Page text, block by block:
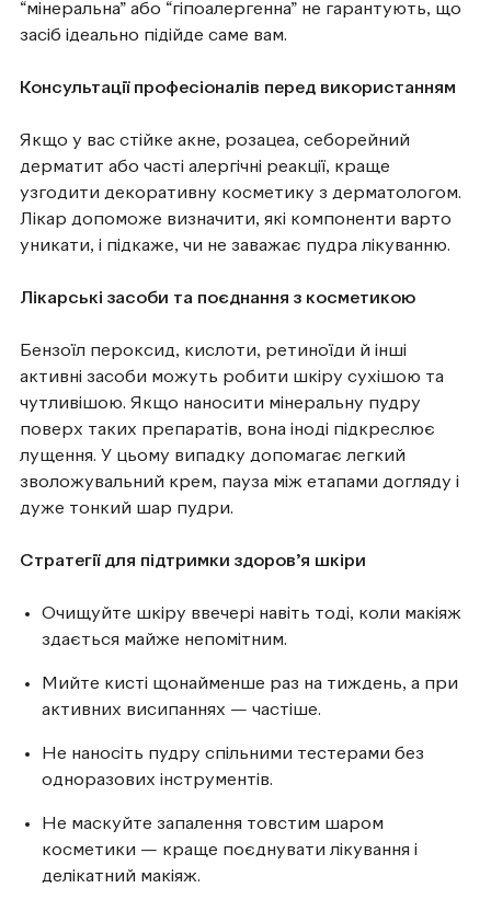
“мінеральна” або “гіпоалергенна” не гарантують, що
засіб ідеально підійде саме вам.
Консультації професіоналів перед використанням
Якщо у вас стійке акне, розацеа, себорейний
дерматит або часті алергічні реакції, краще
узгодити декоративну косметику з дерматологом.
Лікар допоможе визначити, які компоненти варто
уникати, і підкаже, чи не заважає пудра лікуванню.
Лікарські засоби та поєднання з косметикою
Бензоїл пероксид, кислоти, ретиноїди й інші
активні засоби можуть робити шкіру сухішою та
чутливішою. Якщо наносити мінеральну пудру
поверх таких препаратів, вона іноді підкреслює
лущення. У цьому випадку допомагає легкий
зволожувальний крем, пауза між етапами догляду і
дуже тонкий шар пудри.
Стратегії для підтримки здоров’я шкіри
Очищуйте шкіру ввечері навіть тоді, коли макіяж
здається майже непомітним.
Мийте кисті щонайменше раз на тиждень, а при
активних висипаннях — частіше.
Не наносіть пудру спільними тестерами без
одноразових інструментів.
Не маскуйте запалення товстим шаром
косметики — краще поєднувати лікування і
делікатний макіяж.